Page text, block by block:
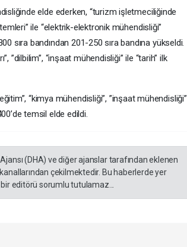
elde ederken, “turizm işletmeciliğinde
ile “elektrik-elektronik mühendisliği”
sıra bandından 201-250 sıra bandına yükseldi.
”dilbilim”, “inşaat mühendisliği” ile “tarih” ilk
“kimya mühendisliği”, ”inşaat mühendisliği”
temsil elde edildi.
(DHA) ve diğer ajanslar tarafından eklenen
çekilmektedir. Bu haberlerde yer
editörü sorumlu tutulamaz...